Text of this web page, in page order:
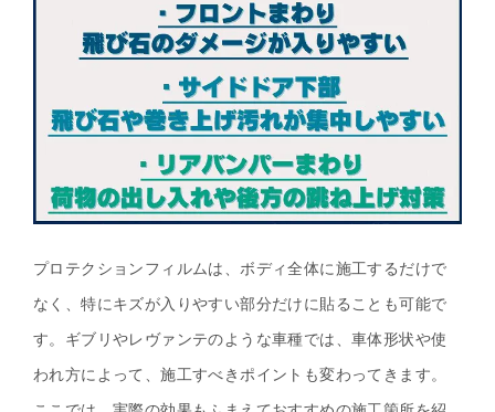
プロテクションフィルムは、ボディ全体に施工するだけで
なく、特にキズが入りやすい部分だけに貼ることも可能で
す。ギブリやレヴァンテのような車種では、車体形状や使
われ方によって、施工すべきポイントも変わってきます。